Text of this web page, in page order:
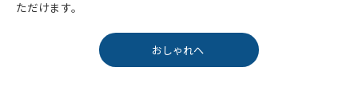
ただけます。
おしゃれへ